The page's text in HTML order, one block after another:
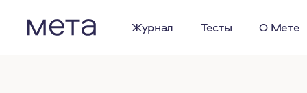
Журнал Тесты О Мете